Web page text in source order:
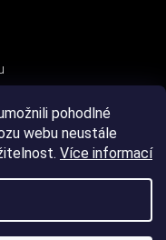
pohodlné
webu neustále
Více informací